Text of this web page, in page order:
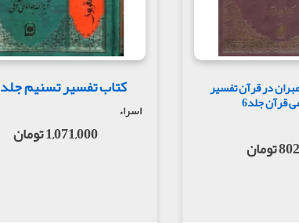
در قرآن تفسیر
قرآن جلد6
کتاب تفسیر تسنیم جلد 54
اسراء
1,071,000 تومان